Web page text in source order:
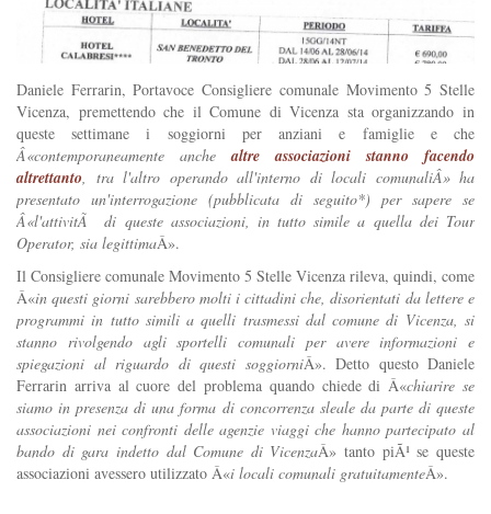
Daniele Ferrarin, Portavoce Consigliere comunale Movimento 5 Stelle
Vicenza, premettendo che il Comune di Vicenza sta organizzando in
queste settimane i soggiorni per anziani e famiglie e che
Â«contemporaneamente anchealtre associazioni stanno facendo
altrettanto, tra l'altro operando all'interno di locali comunaliÂ» ha
presentato un'interrogazione (pubblicata di seguito*) per sapere se
Â«l'attivitÃ di queste associazioni, in tutto simile a quella dei Tour
Operator, sia legittimaÂ».
Il Consigliere comunale Movimento 5 Stelle Vicenza rileva, quindi, come
Â«in questi giorni sarebbero molti i cittadini che, disorientati da lettere e
programmi in tutto simili a quelli trasmessi dal comune di Vicenza, si
stanno rivolgendo agli sportelli comunali per avere informazioni e
spiegazioni al riguardo di questi soggiorniÂ». Detto questo Daniele
Ferrarin arriva al cuore del problema quando chiede di Â«chiarire se
siamo in presenza di una forma di concorrenza sleale da parte di queste
associazioni nei confronti delle agenzie viaggi che hanno partecipato al
bando di gara indetto dal Comune di VicenzaÂ» tanto piÃ¹ se queste
associazioni avessero utilizzato Â«i locali comunali gratuitamenteÂ».